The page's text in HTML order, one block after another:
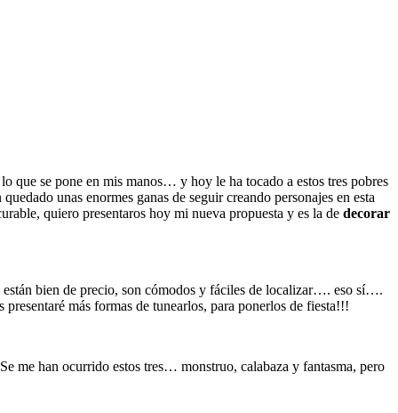
que se pone en mis manos… y hoy le ha tocado a estos tres pobres
unas enormes ganas de seguir creando personajes en esta
quiero presentaros hoy mi nueva propuesta y es la de decorar
bien de precio, son cómodos y fáciles de localizar…. eso sí….
más formas de tunearlos, para ponerlos de fiesta!!!
me han ocurrido estos tres… monstruo, calabaza y fantasma, pero